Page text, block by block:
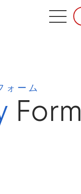
ォーム
Form